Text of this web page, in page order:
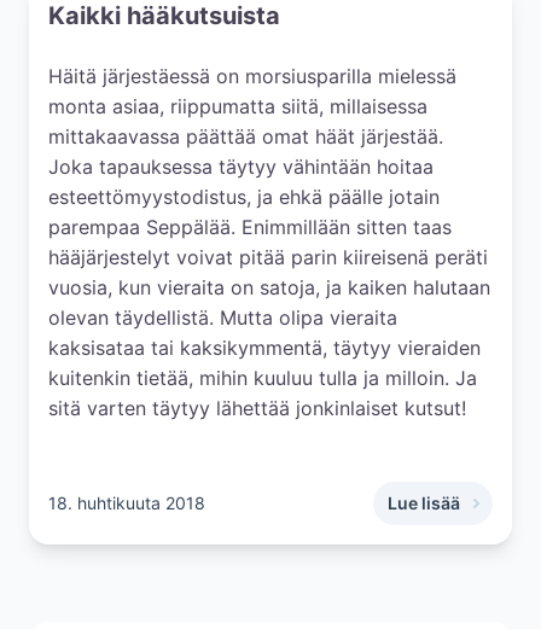
Kaikki hääkutsuista
Häitä järjestäessä on morsiusparilla mielessä
monta asiaa, riippumatta siitä, millaisessa
mittakaavassa päättää omat häät järjestää.
Joka tapauksessa täytyy vähintään hoitaa
esteettömyystodistus, ja ehkä päälle jotain
parempaa Seppälää. Enimmillään sitten taas
hääjärjestelyt voivat pitää parin kiireisenä peräti
vuosia, kun vieraita on satoja, ja kaiken halutaan
olevan täydellistä. Mutta olipa vieraita
kaksisataa tai kaksikymmentä, täytyy vieraiden
kuitenkin tietää, mihin kuuluu tulla ja milloin. Ja
sitä varten täytyy lähettää jonkinlaiset kutsut!
18. huhtikuuta 2018 Lue lisää
,Kaikki